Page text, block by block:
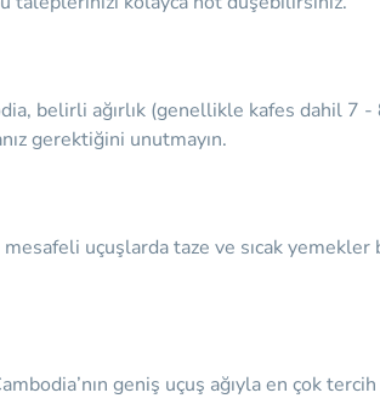
belirli ağırlık (genellikle kafes dahil
gerektiğini unutmayın.
uçuşlarda taze ve sıcak
geniş uçuş ağıyla en çok